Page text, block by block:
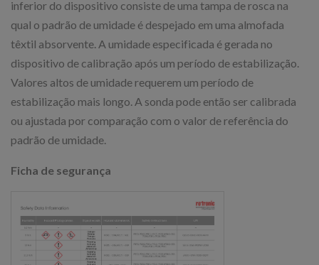
inferior do dispositivo consiste de uma tampa de rosca na
qual o padrão de umidade é despejado em uma almofada
têxtil absorvente. A umidade especificada é gerada no
dispositivo de calibração após um período de estabilização.
Valores altos de umidade requerem um período de
estabilização mais longo. A sonda pode então ser calibrada
ou ajustada por comparação com o valor de referência do
padrão de umidade.
Ficha de segurança